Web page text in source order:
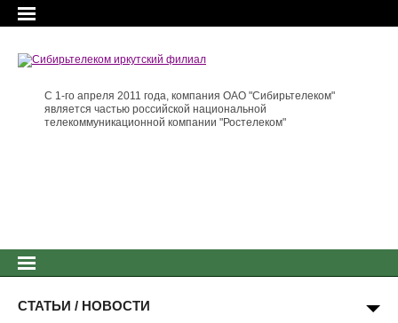
С 1-го апреля 2011 года, компания ОАО "Сибирьтелеком"
является частью российской национальной
телекоммуникационной компании "Ростелеком"
СТАТЬИ / НОВОСТИ